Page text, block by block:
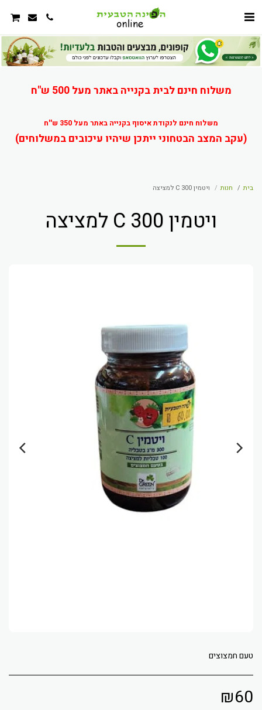
משלוח חינם לבית בקנייה באתר מעל 500 ש"ח
משלוח חינם לנקודת איסוף בקנייה באתר מעל 350 ש''ח
(עקב המצב הבטחוני ייתכן שיהיו עיכובים במשלוחים)
בית חנות ויטמין C 300 למציצה
ויטמין C 300 למציצה
טעם חמצוצים
₪60